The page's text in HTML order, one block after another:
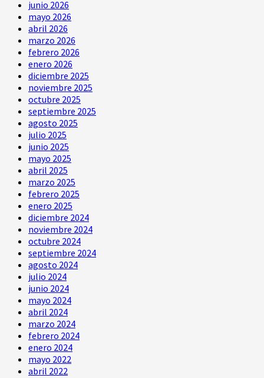
junio 2026
mayo 2026
abril 2026
marzo 2026
febrero 2026
enero 2026
diciembre 2025
noviembre 2025
octubre 2025
septiembre 2025
agosto 2025
julio 2025
junio 2025
mayo 2025
abril 2025
marzo 2025
febrero 2025
enero 2025
diciembre 2024
noviembre 2024
octubre 2024
septiembre 2024
agosto 2024
julio 2024
junio 2024
mayo 2024
abril 2024
marzo 2024
febrero 2024
enero 2024
mayo 2022
abril 2022